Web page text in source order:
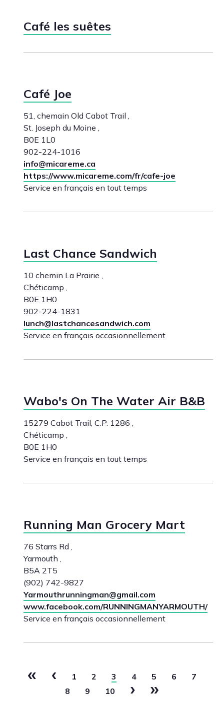
Café les suêtes
Café Joe
51, chemain Old Cabot Trail ,
St. Joseph du Moine ,
B0E 1L0
902-224-1016
info@micareme.ca
https://www.micareme.com/fr/cafe-joe
Service en français en tout temps
Last Chance Sandwich
10 chemin La Prairie ,
Chéticamp ,
B0E 1H0
902-224-1831
lunch@lastchancesandwich.com
Service en français occasionnellement
Wabo's On The Water Air B&B
15279 Cabot Trail, C.P. 1286 ,
Chéticamp ,
B0E 1H0
Service en français en tout temps
Running Man Grocery Mart
76 Starrs Rd ,
Yarmouth ,
B5A 2T5
(902) 742-9827
Yarmouthrunningman@gmail.com
www.facebook.com/RUNNINGMANYARMOUTH/
Service en français occasionnellement
« ‹ 1 2 3 4 5 6
7
8
9 10 › »